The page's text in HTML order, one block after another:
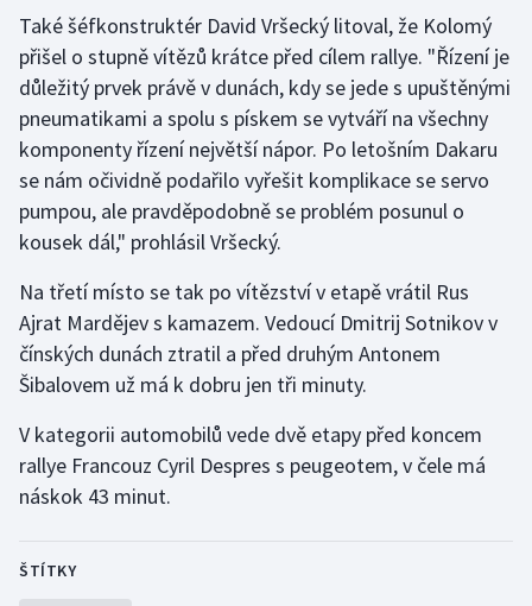
Volejbal
Ostatní
Také šéfkonstruktér David Vršecký litoval, že Kolomý
přišel o stupně vítězů krátce před cílem rallye. "Řízení je
důležitý prvek právě v dunách, kdy se jede s upuštěnými
pneumatikami a spolu s pískem se vytváří na všechny
komponenty řízení největší nápor. Po letošním Dakaru
se nám očividně podařilo vyřešit komplikace se servo
pumpou, ale pravděpodobně se problém posunul o
kousek dál," prohlásil Vršecký.
Na třetí místo se tak po vítězství v etapě vrátil Rus
Ajrat Mardějev s kamazem. Vedoucí Dmitrij Sotnikov v
čínských dunách ztratil a před druhým Antonem
Šibalovem už má k dobru jen tři minuty.
V kategorii automobilů vede dvě etapy před koncem
rallye Francouz Cyril Despres s peugeotem, v čele má
náskok 43 minut.
ŠTÍTKY